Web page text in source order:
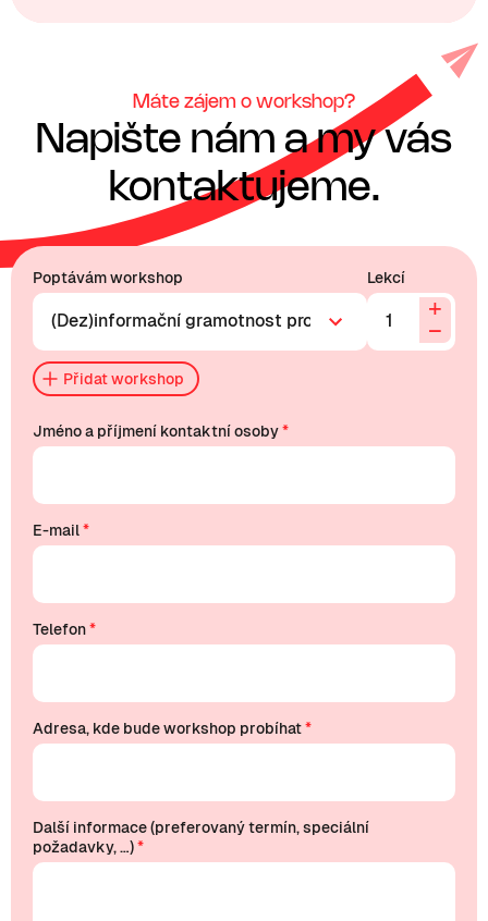
Máte zájem o workshop?
Napište nám a my vás
kontaktujeme.
Poptávám workshop Lekcí
+
−
Přidat workshop
Jméno a příjmení kontaktní osoby*
E-mail*
Telefon*
Adresa, kde bude workshop probíhat*
Další informace (preferovaný termín, speciální
požadavky, …)*